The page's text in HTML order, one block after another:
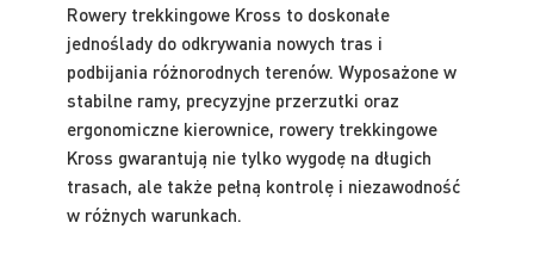
Rowery trekkingowe Kross to doskonałe
jednoślady do odkrywania nowych tras i
podbijania różnorodnych terenów. Wyposażone w
stabilne ramy, precyzyjne przerzutki oraz
ergonomiczne kierownice, rowery trekkingowe
Kross gwarantują nie tylko wygodę na długich
trasach, ale także pełną kontrolę i niezawodność
w różnych warunkach.